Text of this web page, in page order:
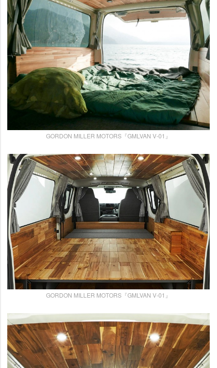
GORDON MILLER MOTORS『GMLVAN V-01』
GORDON MILLER MOTORS『GMLVAN V-01』